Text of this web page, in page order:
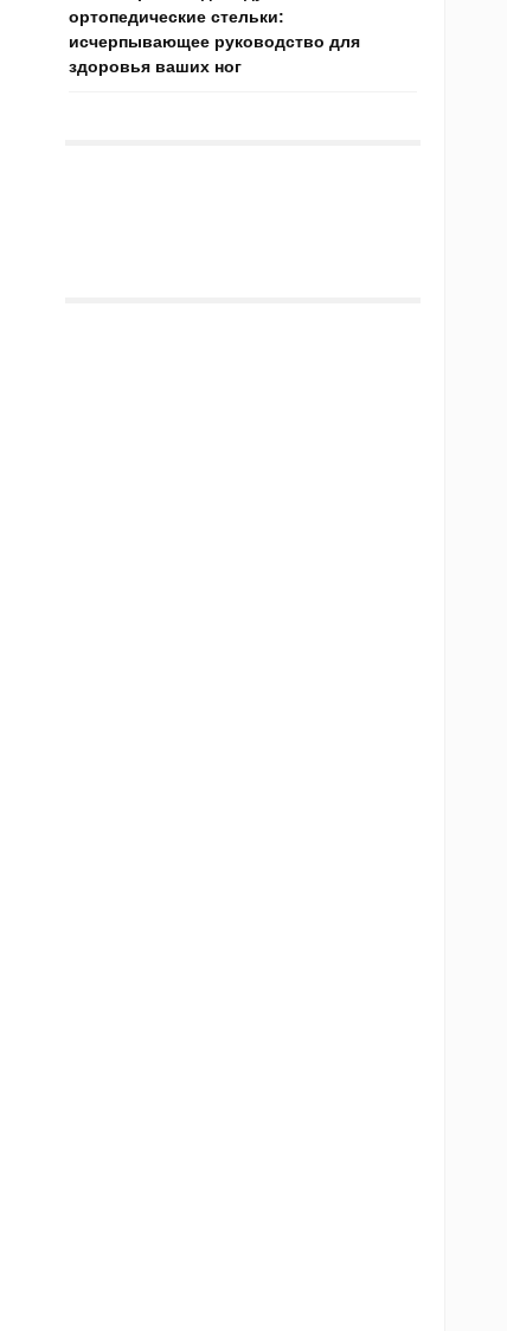
ортопедические стельки:
исчерпывающее руководство для
здоровья ваших ног